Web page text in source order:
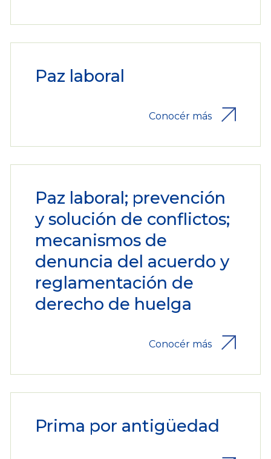
Paz laboral
Conocér más
Paz laboral; prevención
y solución de conflictos;
mecanismos de
denuncia del acuerdo y
reglamentación de
derecho de huelga
Conocér más
Prima por antigüedad